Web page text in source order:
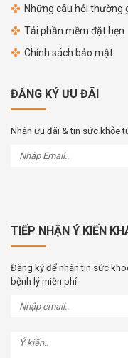
Những câu hỏi thường
Tải phần mềm đặt hẹn
Chính sách bảo mật
ĐĂNG KÝ ƯU ĐÃI
Nhận ưu đãi & tin sức khỏe
TIẾP NHẬN Ý KIẾN
Đăng ký để nhận tin sức
bệnh lý miễn phí